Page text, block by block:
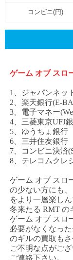
コンビニ(円)
ゲーム オブ スロ
1、ジャパンネッ
2、楽天銀行(E-
3、電子マネー
4、三菱東京UFJ
5、ゆうちょ銀行
6、三井住友銀行
7、コンビニ決済
8、テレコムクレ
ゲーム オブ スロ
の少ない方にも、
をより一層楽しん
冬来たる RMT の
ゲーム オブ スロ
必要がなくなった
のギルの買取もさ
ご不明な点がご
ご連絡下さい。